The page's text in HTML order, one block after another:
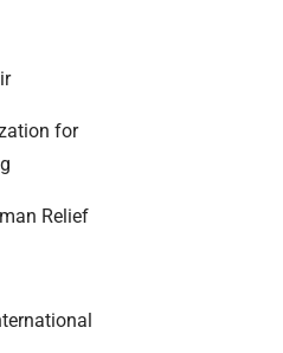
for
Relief